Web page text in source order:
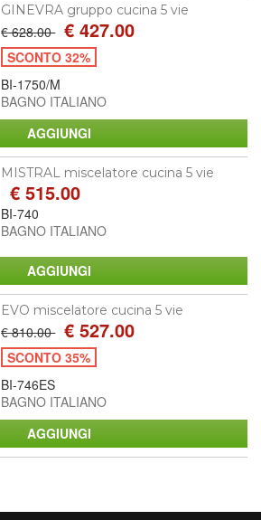
GINEVRA gruppo cucina 5 vie
€ 628.00 € 427.00
SCONTO 32%
BI-1750/M
BAGNO ITALIANO
MISTRAL miscelatore cucina 5 vie
€ 515.00
BI-740
BAGNO ITALIANO
EVO miscelatore cucina 5 vie
€ 810.00 € 527.00
SCONTO 35%
BI-746ES
BAGNO ITALIANO